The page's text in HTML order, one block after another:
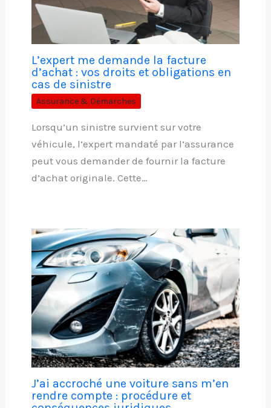
L’expert me demande la facture
d’achat : vos droits et obligations en
cas de sinistre
Assurance & Démarches
Lorsqu’un sinistre survient sur votre
véhicule, l’expert mandaté par l’assurance
peut vous demander de fournir la facture
d’achat originale. Cette…
J’ai accroché une voiture sans m’en
rendre compte : procédure et